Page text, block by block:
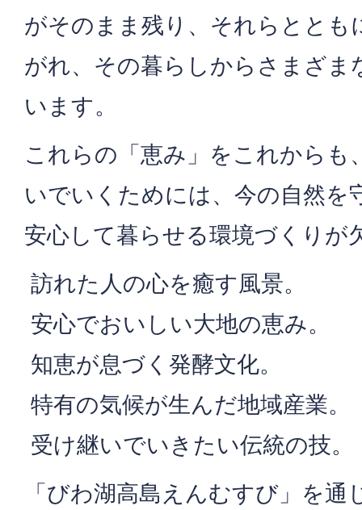
がそのまま残り、それらととも
がれ、その暮らしからさまざま
います。
これらの「恵み」をこれからも
いでいくためには、今の自然を
安心して暮らせる環境づくりが
訪れた人の心を癒す風景。
安心でおいしい大地の恵み。
知恵が息づく発酵文化。
特有の気候が生んだ地域産業。
受け継いでいきたい伝統の技。
「びわ湖高島えんむすび」を